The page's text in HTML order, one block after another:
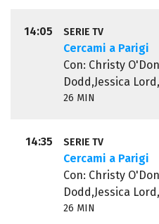
14:05 SERIE TV
Cercami a Parigi
Con: Christy
Dodd,Jessica
26 MIN
14:35 SERIE TV
Cercami a Parigi
Con: Christy
Dodd,Jessica
26 MIN